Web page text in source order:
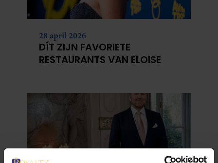
28 april 2026
DÍT ZIJN FAVORIETE
RESTAURANTS VAN ELOISE